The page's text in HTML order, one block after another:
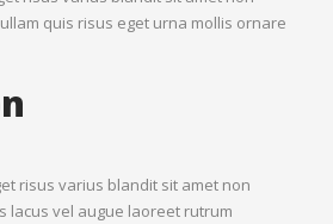
quis risus eget urna mollis ornare
risus varius blandit sit amet non
lacus vel augue laoreet rutrum